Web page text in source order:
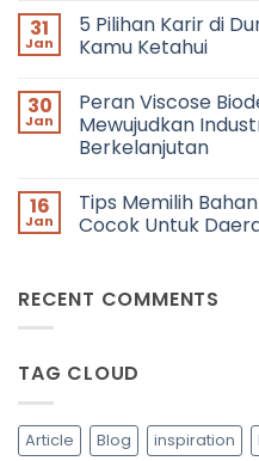
Bertemu
dengan
Fashion
Berkolaborasi?
on
Pantone
Colour
Year
2025:
JFH
Menyediakan
Mocha
Mousse
untuk
31
Jan
5 Pilihan Karir di
Kamu Ketahui
on
5
Pilihan
Karir
Fashion
Yang
Harus
30
Jan
Peran Viscose
Mewujudkan
Berkelanjutan
on
Peran
Viscose
Industri
Fashion
16
Jan
Tips Memilih
Cocok Untuk
Tips
Memilih
Adem
Daerah
Tropis
RECENT COMMENTS
TAG CLOUD
Article Blog inspiration